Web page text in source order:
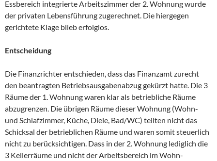
Essbereich integrierte Arbeitszimmer der 2. Wohnung wurde
der privaten Lebensführung zugerechnet. Die hiergegen
gerichtete Klage blieb erfolglos.
Entscheidung
Die Finanzrichter entschieden, dass das Finanzamt zurecht
den beantragten Betriebsausgabenabzug gekürzt hatte. Die 3
Räume der 1. Wohnung waren klar als betriebliche Räume
abzugrenzen. Die übrigen Räume dieser Wohnung (Wohn-
und Schlafzimmer, Küche, Diele, Bad/WC) teilten nicht das
Schicksal der betrieblichen Räume und waren somit steuerlich
nicht zu berücksichtigen. Dass in der 2. Wohnung lediglich die
3 Kellerräume und nicht der Arbeitsbereich im Wohn-